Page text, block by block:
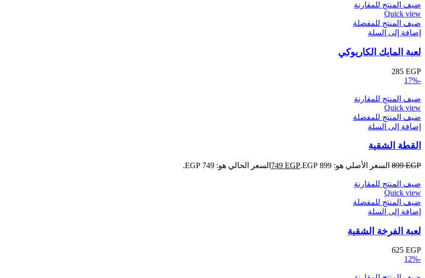
ضيف المنتج للمقارنة
Quick view
ضيف المنتج للمفضلة
إضافة إلى السلة
لعبة المايك الكاريوكي
285 EGP
-17%
ضيف المنتج للمقارنة
Quick view
ضيف المنتج للمفضلة
إضافة إلى السلة
القطة الشقية
899EGP السعر الأصلي هو: 899 EGP. 749 EGP السعر الحالي هو: 749 EGP.
ضيف المنتج للمقارنة
Quick view
ضيف المنتج للمفضلة
إضافة إلى السلة
لعبة الفرخة الشقية
625 EGP
-12%